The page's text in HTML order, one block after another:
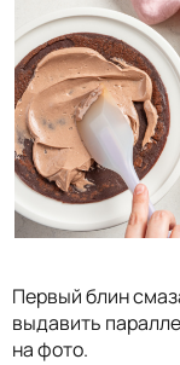
Первый блин
выдавить
на фото.